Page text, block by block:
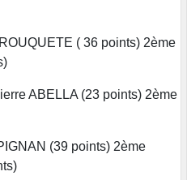
( 36 points) 2ème
ABELLA (23 points) 2ème
(39 points) 2ème